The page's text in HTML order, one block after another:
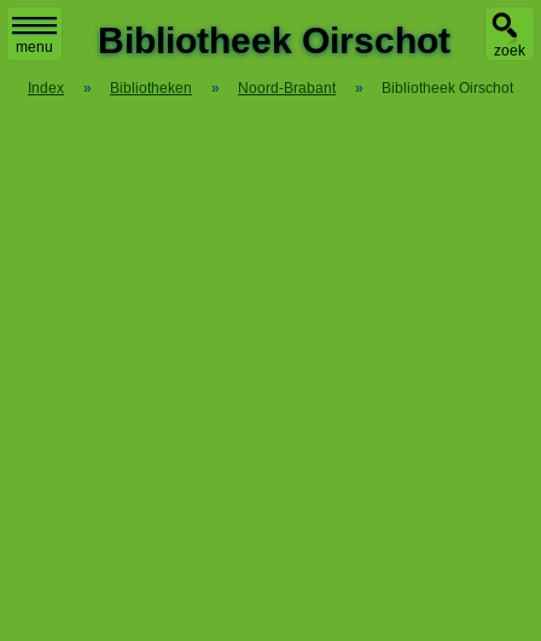
menu zoek
Bibliotheek Oirschot
Index » Bibliotheken » Noord-Brabant » Bibliotheek Oirschot